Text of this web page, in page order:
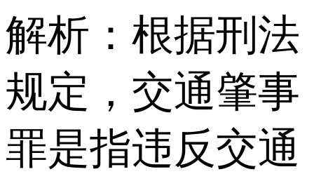
解析：根据刑法
规定，交通肇事
罪是指违反交通